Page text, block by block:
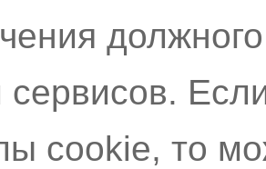
сервисов.
cookie, то